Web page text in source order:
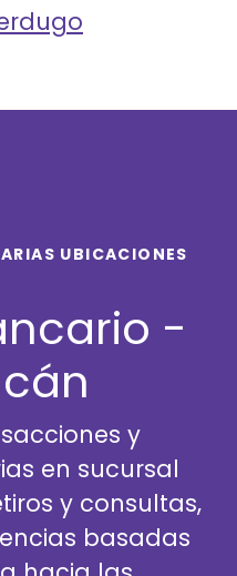
UBICACIONES
-
y
en sucursal
y consultas,
basadas